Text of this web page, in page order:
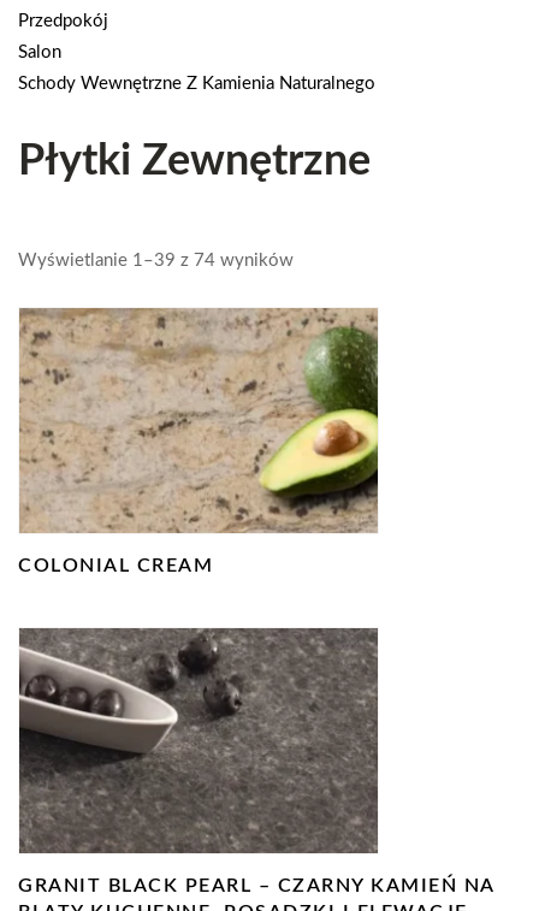
Przedpokój
Salon
Schody Wewnętrzne Z Kamienia Naturalnego
Płytki Zewnętrzne
Wyświetlanie 1–39 z 74 wyników
COLONIAL CREAM
GRANIT BLACK PEARL – CZARNY KAMIEŃ NA